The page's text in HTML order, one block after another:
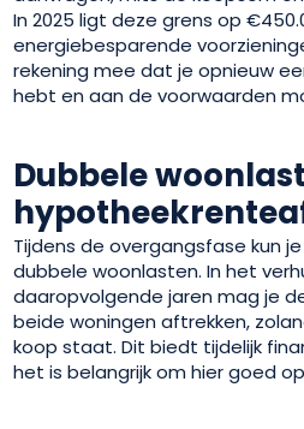
In 2025 ligt deze grens op
energiebesparende
rekening mee dat je opnieuw
hebt en aan de voorwaarden
Dubbele
Tijdens de overgangsfase kun
dubbele woonlasten. In het
daaropvolgende jaren mag je
beide woningen aftrekken,
koop staat. Dit biedt tijdelijk
het is belangrijk om hier goed